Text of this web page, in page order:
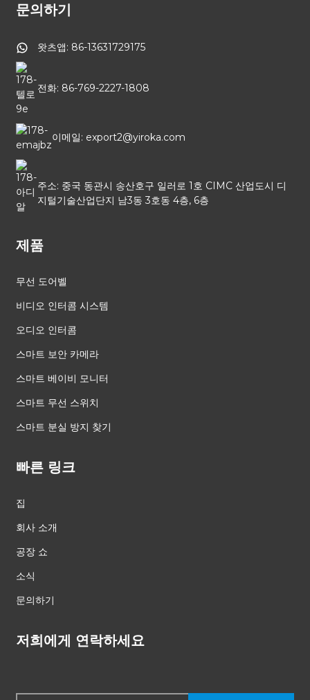
문의하기
왓츠앱: 86-13631729175
전화: 86-769-2227-1808
이메일: export2@yiroka.com
주소: 중국 동관시 송산호구 일러로 1호 CIMC 산업도시 디
지털기술산업단지 남3동 3호동 4층, 6층
제품
무선 도어벨
비디오 인터콤 시스템
오디오 인터콤
스마트 보안 카메라
스마트 베이비 모니터
스마트 무선 스위치
스마트 분실 방지 찾기
빠른 링크
집
회사 소개
공장 쇼
소식
문의하기
저희에게 연락하세요